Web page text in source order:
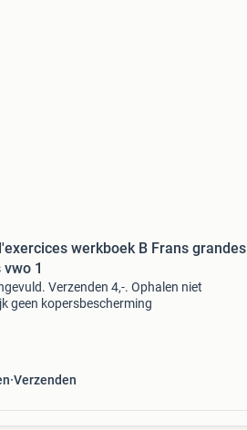
werkboek B Frans grandes
1
Verzenden 4,-. Ophalen niet
geen kopersbescherming
Verzenden